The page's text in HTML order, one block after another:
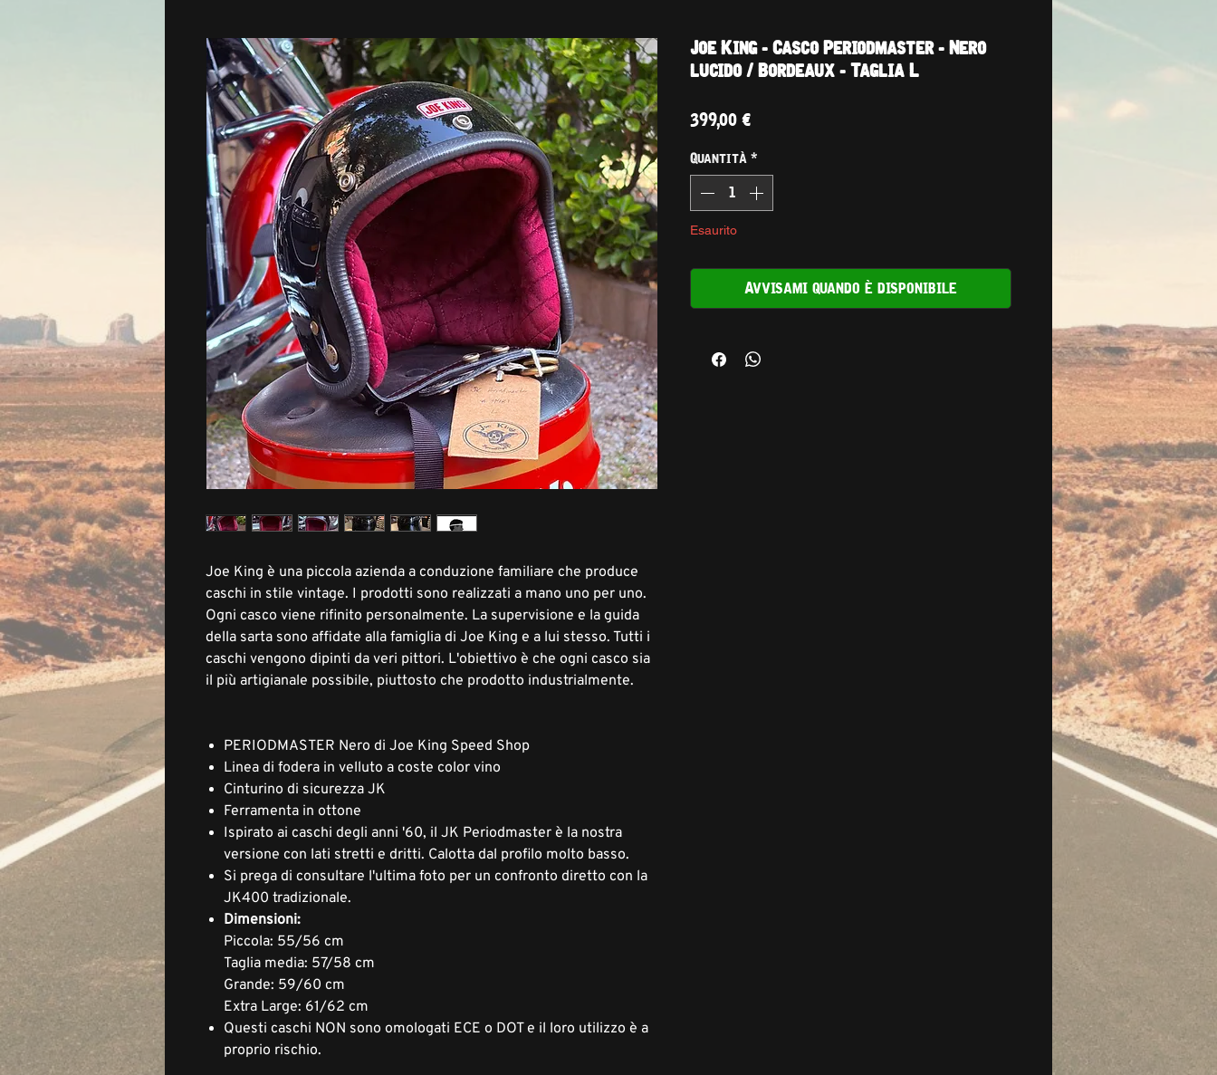
Joe King è una piccola azienda a conduzione familiare che produce
caschi in stile vintage. I prodotti sono realizzati a mano uno per uno.
Ogni casco viene rifinito personalmente. La supervisione e la guida
della sarta sono affidate alla famiglia di Joe King e a lui stesso. Tutti i
caschi vengono dipinti da veri pittori. L'obiettivo è che ogni casco sia
il più artigianale possibile, piuttosto che prodotto industrialmente.
PERIODMASTER Nero di Joe King Speed Shop
Linea di fodera in velluto a coste color vino
Cinturino di sicurezza JK
Ferramenta in ottone
Ispirato ai caschi degli anni '60, il JK Periodmaster è la nostra
versione con lati stretti e dritti. Calotta dal profilo molto basso.
Si prega di consultare l'ultima foto per un confronto diretto con la
JK400 tradizionale.
Dimensioni:
Piccola: 55/56 cm
Taglia media: 57/58 cm
Grande: 59/60 cm
Extra Large: 61/62 cm
Questi caschi NON sono omologati ECE o DOT e il loro utilizzo è a
proprio rischio.
Joe King - Casco Periodmaster - Nero
lucido / Bordeaux - Taglia L
399,00 €Prezzo
Quantità *
Esaurito
Avvisami quando è disponibile